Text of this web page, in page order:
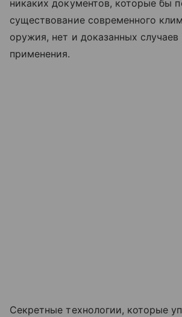
никаких документов, которые бы
существование современного
оружия, нет и доказанных случаев
применения.
Секретные технологии, которые